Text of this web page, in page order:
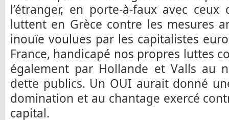
l’étranger, en porte-à-faux avec
luttent en Grèce contre les mesures
inouïe voulues par les capitalistes
France, handicapé nos propres luttes
également par Hollande et Valls au
dette publics. Un OUI aurait donné
domination et au chantage exercé
capital.